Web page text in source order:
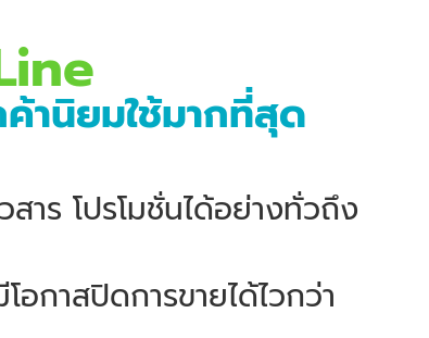
านิยมใช้มากที่สุด
าร โปรโมชั่นได้อย่างทั่วถึง
กาสปิดการขายได้ไวกว่า